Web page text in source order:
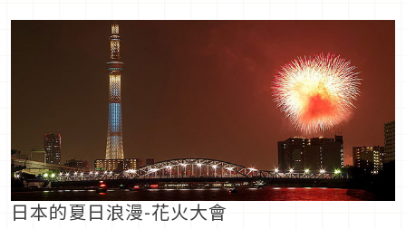
日本的夏日浪漫-花火大會